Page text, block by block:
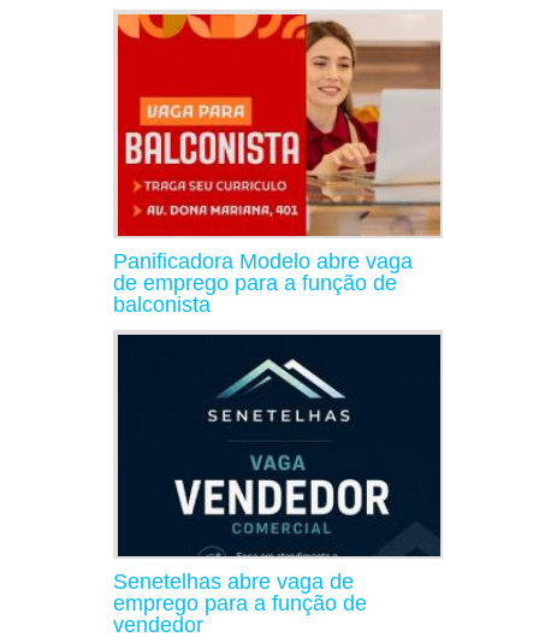
Panificadora Modelo abre vaga
de emprego para a função de
balconista
Senetelhas abre vaga de
emprego para a função de
vendedor